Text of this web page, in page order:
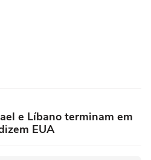
e Líbano terminam em
EUA